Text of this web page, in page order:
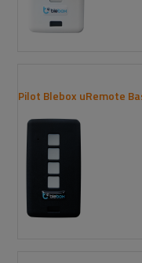
Pilot Blebox uRemote